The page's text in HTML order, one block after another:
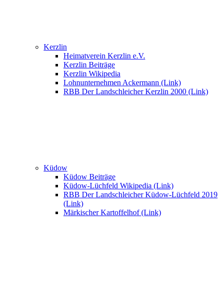
Kerzlin
Heimatverein Kerzlin e.V.
Kerzlin Beiträge
Kerzlin Wikipedia
Lohnunternehmen Ackermann (Link)
RBB Der Landschleicher Kerzlin 2000 (Link)
Küdow
Küdow Beiträge
Küdow-Lüchfeld Wikipedia (Link)
RBB Der Landschleicher Küdow-Lüchfeld 2019
(Link)
Märkischer Kartoffelhof (Link)